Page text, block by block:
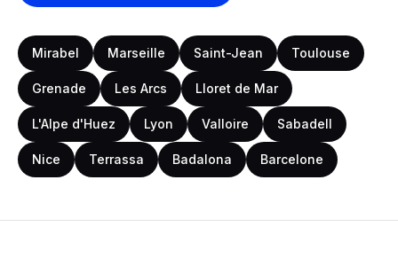
Mirabel Marseille Saint-Jean Toulouse
Grenade Les Arcs Lloret de Mar
L'Alpe d'Huez Lyon Valloire Sabadell
Nice Terrassa Badalona Barcelone